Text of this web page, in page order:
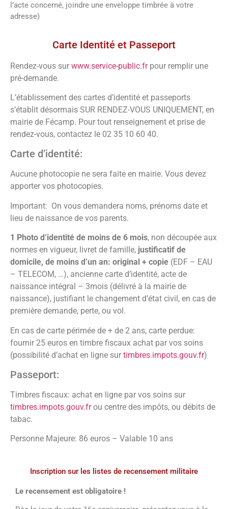
l’acte concerné, joindre une enveloppe timbrée à votre
adresse)
Carte Identité et Passeport
Rendez-vous sur www.service-public.frpour remplir une
pré-demande.
L’établissement des cartes d’identité et passeports
s’établit désormais SUR RENDEZ-VOUS UNIQUEMENT, en
mairie de Fécamp. Pour tout renseignement et prise de
rendez-vous, contactez le 02 35 10 60 40.
Carte d’identité:
Aucune photocopie ne sera faite en mairie. Vous devez
apporter vos photocopies.
Important: On vous demandera noms, prénoms date et
lieu de naissance de vos parents.
1 Photo d’identité de moins de 6 mois, non découpée aux
normes en vigueur, livret de famille, justificatif de
domicile, de moins d’un an: original + copie (EDF – EAU
– TELECOM, …), ancienne carte d’identité, acte de
naissance intégral – 3mois (délivré à la mairie de
naissance), justifiant le changement d’état civil, en cas de
première demande, perte, ou vol.
En cas de carte périmée de + de 2 ans, carte perdue:
fournir 25 euros en timbre fiscaux achat par vos soins
(possibilité d’achat en ligne sur timbres.impots.gouv.fr)
Passeport:
Timbres fiscaux: achat en ligne par vos soins sur
timbres.impots.gouv.frou centre des impôts, ou débits de
tabac.
Personne Majeure: 86 euros – Valable 10 ans
Inscription sur les listes de recensement militaire
Le recensement est obligatoire !